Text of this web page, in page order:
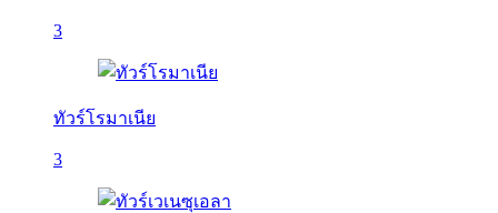
3
ทัวร์โรมาเนีย
3